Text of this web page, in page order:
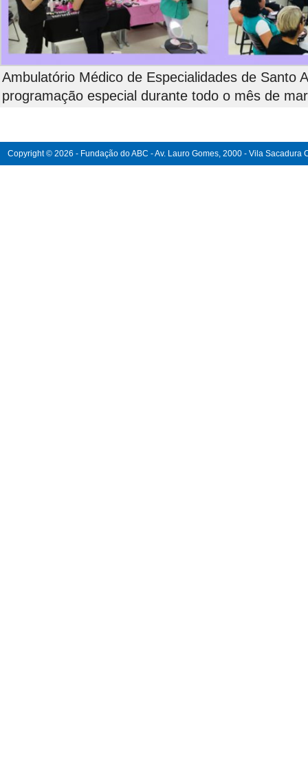
Ambulatório Médico de Especialidades de Santo
programação especial durante todo o mês de
Copyright © 2026 - Fundação do ABC - Av. Lauro Gomes, 2000 - Vila